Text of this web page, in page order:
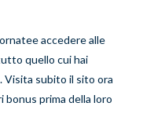
accedere alle
quello cui hai
Visita subito il sito ora
bonus prima della loro